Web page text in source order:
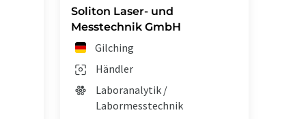
Soliton Laser- und
Messtechnik GmbH
Gilching
Händler
Laboranalytik /
Labormesstechnik